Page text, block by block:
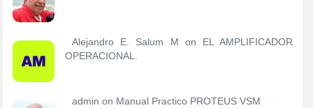
s
Alejandro E. Salum M on EL AMPLIFICADOR
OPERACIONAL.
admin on Manual Practico PROTEUS VSM